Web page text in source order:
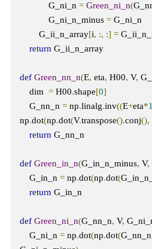
            G_ni_n
= Green_ni_n(
            G_ni_n_minus
= G_ni_n
        G_ii_n_array
[i, :, :] =
return G_ii_n_array
def Green_nn_n(E, eta, H00, V,
    dim
= H00.shape[0]
    G_nn_n
= np.linalg.inv((E+eta*
np.dot(np.dot(V.transpose().conj(),
return G_nn_n
def Green_in_n(G_in_n_minus, V,
    G_in_n
= np.dot(np.dot(
return G_in_n
def Green_ni_n(G_nn_n, V,
    G_ni_n
= np.dot(np.dot(G_nn_n